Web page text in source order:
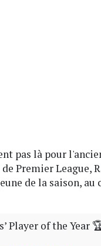
pas là pour
Premier League,
de la saison, au
Player of the Year